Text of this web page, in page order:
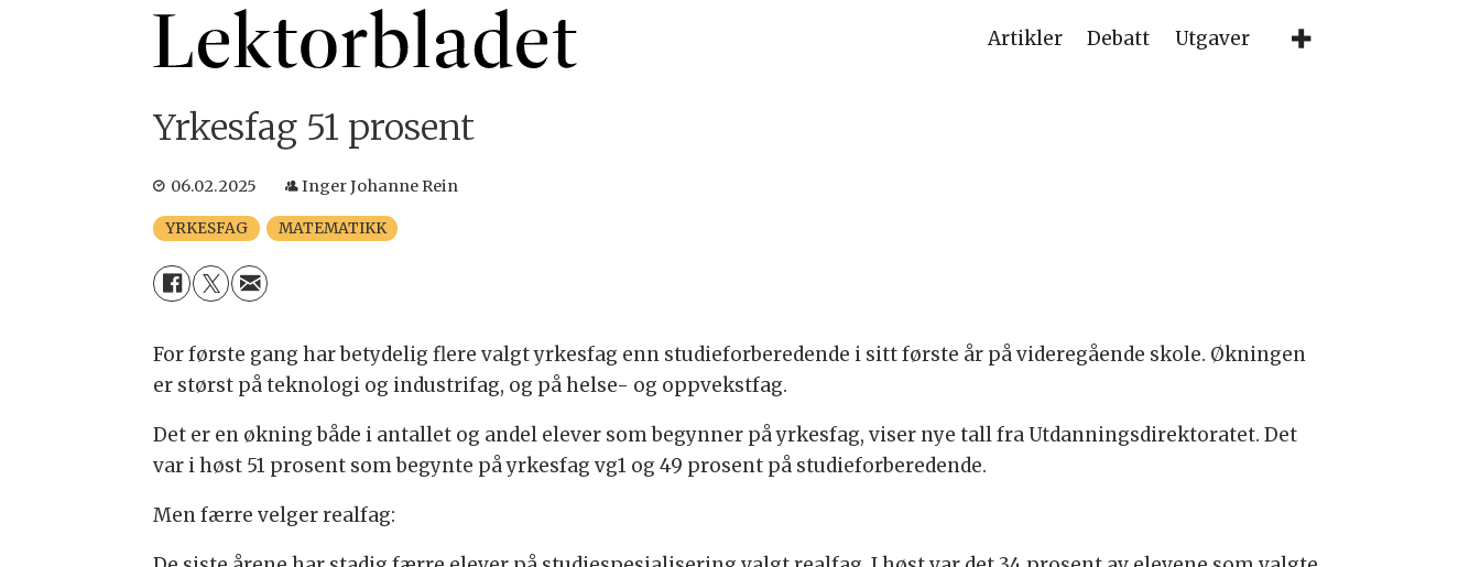
Artikler Debatt Utgaver
Yrkesfag 51 prosent
06.02.2025 Inger Johanne Rein
YRKESFAG MATEMATIKK
For første gang har betydelig flere valgt yrkesfag enn studieforberedende i sitt første år på videregående skole. Økningen
er størst på teknologi og industrifag, og på helse- og oppvekstfag.
Det er en økning både i antallet og andel elever som begynner på yrkesfag, viser nye tall fra Utdanningsdirektoratet. Det
var i høst 51 prosent som begynte på yrkesfag vg1 og 49 prosent på studieforberedende.
Men færre velger realfag: